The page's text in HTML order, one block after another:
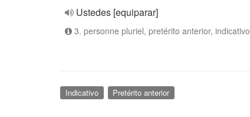
Ustedes [equiparar]
3. personne pluriel, pretérito anterior, indicativo
Indicativo Pretérito anterior